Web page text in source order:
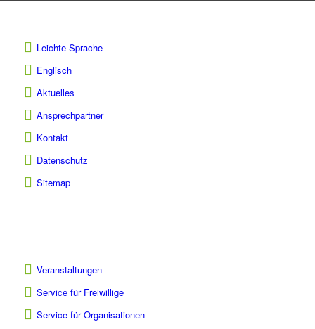
Leichte Sprache
Englisch
Aktuelles
Ansprechpartner
Kontakt
Datenschutz
Sitemap
Veranstaltungen
Service für Freiwillige
Service für Organisationen